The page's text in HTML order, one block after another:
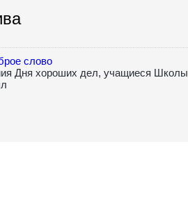
слово
Дня хороших дел, учащиеся Школы